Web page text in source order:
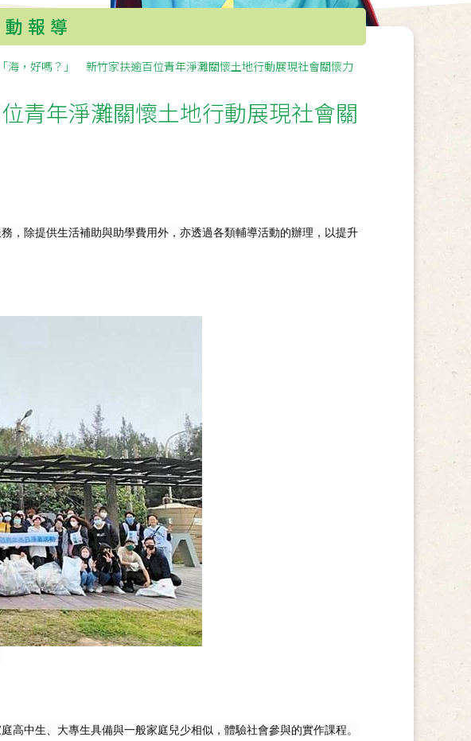
動報導
「海，好嗎？」 新竹家扶逾百位青年淨灘關懷土地行動展現社會關懷力
青年淨灘關懷土地行動展現社會關
，除提供生活補助與助學費用外，亦透過各類輔導活動的辦理，以提升
高中生、大專生具備與一般家庭兒少相似，體驗社會參與的實作課程。